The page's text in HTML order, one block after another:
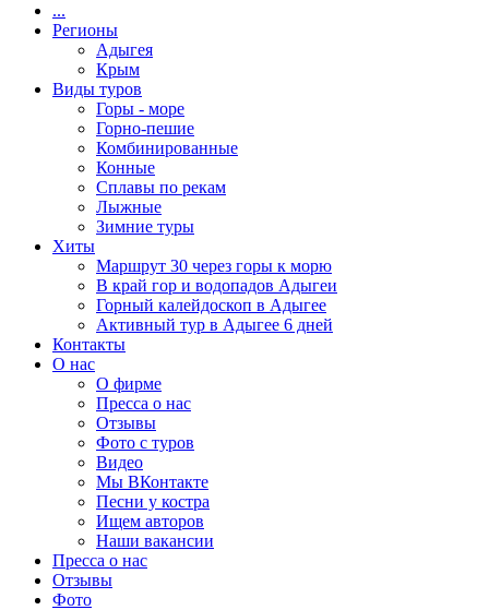
...
Регионы
Адыгея
Крым
Виды туров
Горы - море
Горно-пешие
Комбинированные
Конные
Сплавы по рекам
Лыжные
Зимние туры
Хиты
Маршрут 30 через горы к морю
В край гор и водопадов Адыгеи
Горный калейдоскоп в Адыгее
Активный тур в Адыгее 6 дней
Контакты
О нас
О фирме
Пресса о нас
Отзывы
Фото с туров
Видео
Мы ВКонтакте
Песни у костра
Ищем авторов
Наши вакансии
Пресса о нас
Отзывы
Фото